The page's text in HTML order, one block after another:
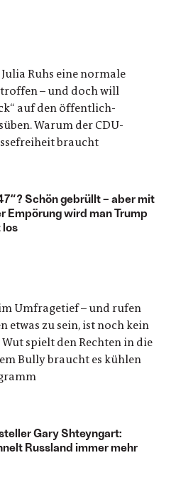
Ruhs eine normale
– und doch will
auf den öffentlich-
Warum der CDU-
braucht
Schön gebrüllt – aber mit
Empörung wird man Trump
los
Umfragetief – und rufen
etwas zu sein, ist noch kein
spielt den Rechten in die
Bully braucht es kühlen
Gary Shteyngart:
Russland immer mehr